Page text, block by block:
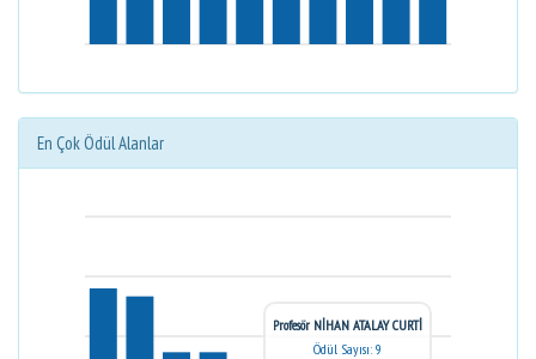
En Çok Ödül Alanlar
Profesör NİHAN ATALAY CURTİ
Ödül Sayısı: 9